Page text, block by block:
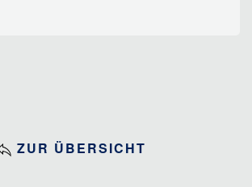
ZUR ÜBERSICHT